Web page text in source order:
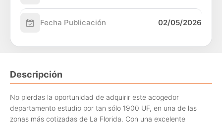
Fecha Publicación 02/05/2026
Descripción
No pierdas la oportunidad de adquirir este acogedor
departamento estudio por tan sólo 1900 UF, en una de las
zonas más cotizadas de La Florida. Con una excelente